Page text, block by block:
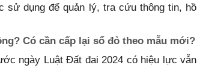
sử dụng để quản lý, tra cứu thông tin, hồ
Có cần cấp lại sổ đỏ theo mẫu mới?
ngày Luật Đất đai 2024 có hiệu lực vẫn